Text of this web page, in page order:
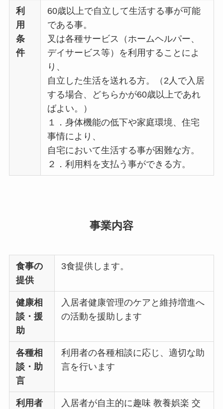
利
用
条
件
60歳以上で自立して生活する事が可能
である事。
叉は各種サービス（ホームヘルパー、
デイサービス等）を利用することによ
り、
自立した生活を送れる方。（2人で入居
する場合、どちらかが60歳以上であれ
ばよい。）
１．身体機能の低下や家庭環境、住宅
事情により、
自宅において生活する事が困難な方。
２．利用料を支払う事ができる方。
事業内容
食事の
提供
3食提供します。
健康相
談・援
助
入居者健康管理のケアと維持増進へ
の活動を援助します
各種相
談・助
言
利用者の各種相談に応じ、適切な助
言を行います
利用者 入居者が自主的に趣味 教養娯楽 交